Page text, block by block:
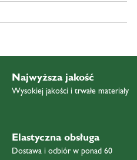
Najwyższa jakość
Wysokiej jakości i trwałe materiały
Elastyczna obsługa
Dostawa i odbiór w ponad 60